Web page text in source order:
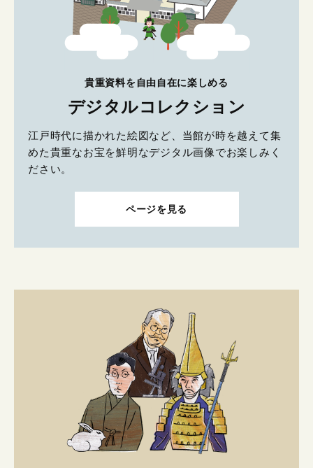
貴重資料を自由自在に楽しめる
デジタルコレクション
江戸時代に描かれた絵図など、当館が時を越えて集
めた貴重なお宝を鮮明なデジタル画像でお楽しみく
ださい。
ページを見る